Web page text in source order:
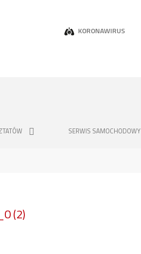
KORONAWIRUS
SERWIS SAMOCHODOWY
(2)